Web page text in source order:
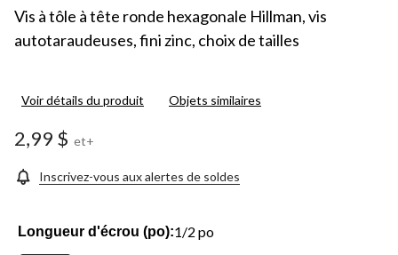
Vis à tôle à tête ronde hexagonale Hillman, vis
autotaraudeuses, fini zinc, choix de tailles
Voir détails du produit Objets similaires
2,99 $ et+
Inscrivez-vous aux alertes de soldes
Longueur d'écrou (po):1/2 po